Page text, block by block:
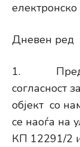
електронско
Дневен ред
1.
согласност
објект со
се наоѓа на
КП 12291/2